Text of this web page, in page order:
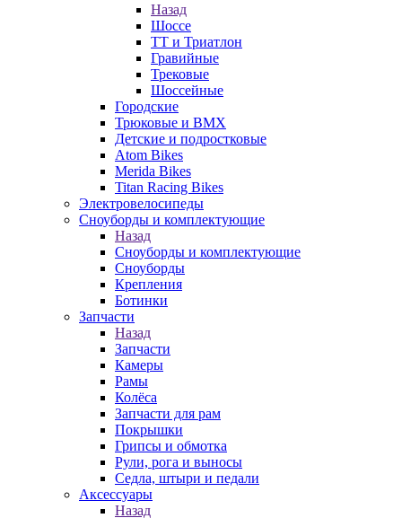
Назад
Шоссе
ТТ и Триатлон
Гравийные
Трековые
Шоссейные
Городские
Трюковые и BMX
Детские и подростковые
Atom Bikes
Merida Bikes
Titan Racing Bikes
Электровелосипеды
Cноуборды и комплектующие
Назад
Cноуборды и комплектующие
Сноуборды
Крепления
Ботинки
Запчасти
Назад
Запчасти
Камеры
Рамы
Колёса
Запчасти для рам
Покрышки
Грипсы и обмотка
Рули, рога и выносы
Седла, штыри и педали
Аксессуары
Назад